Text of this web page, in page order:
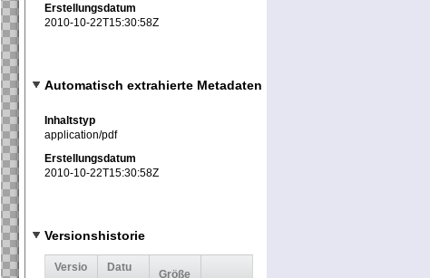
Erstellungsdatum
2010-10-22T15:30:58Z
Automatisch extrahierte Metadaten
Inhaltstyp
application/pdf
Erstellungsdatum
2010-10-22T15:30:58Z
Versionshistorie
Versio
Datu
Größe